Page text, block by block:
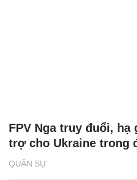
QUÂN SỰ
FPV Nga truy đuổi, hạ
trợ cho Ukraine trong